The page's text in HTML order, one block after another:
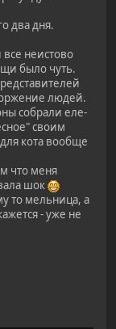
два дня.
неистово
было чуть.
людей.
собрали еле-
своим
кота вообще
что меня
шок
то мельница, а
- уже не